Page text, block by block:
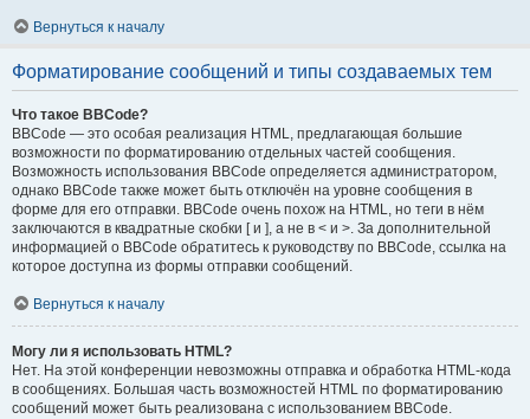
Вернуться к началу
Форматирование сообщений и типы создаваемых тем
Что такое BBCode?
BBCode — это особая реализация HTML, предлагающая большие
возможности по форматированию отдельных частей сообщения.
Возможность использования BBCode определяется администратором,
однако BBCode также может быть отключён на уровне сообщения в
форме для его отправки. BBCode очень похож на HTML, но теги в нём
заключаются в квадратные скобки [ и ], а не в < и >. За дополнительной
информацией о BBCode обратитесь к руководству по BBCode, ссылка на
которое доступна из формы отправки сообщений.
Вернуться к началу
Могу ли я использовать HTML?
Нет. На этой конференции невозможны отправка и обработка HTML-кода
в сообщениях. Большая часть возможностей HTML по форматированию
сообщений может быть реализована с использованием BBCode.